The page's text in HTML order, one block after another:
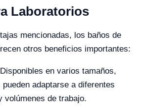
Laboratorios
mencionadas, los baños de
otros beneficios importantes:
Disponibles en varios tamaños,
adaptarse a diferentes
volúmenes de trabajo.